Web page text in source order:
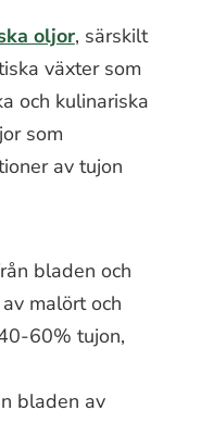
oljor, särskilt
växter som
och kulinariska
som
av tujon
bladen och
malört och
60% tujon,
bladen av